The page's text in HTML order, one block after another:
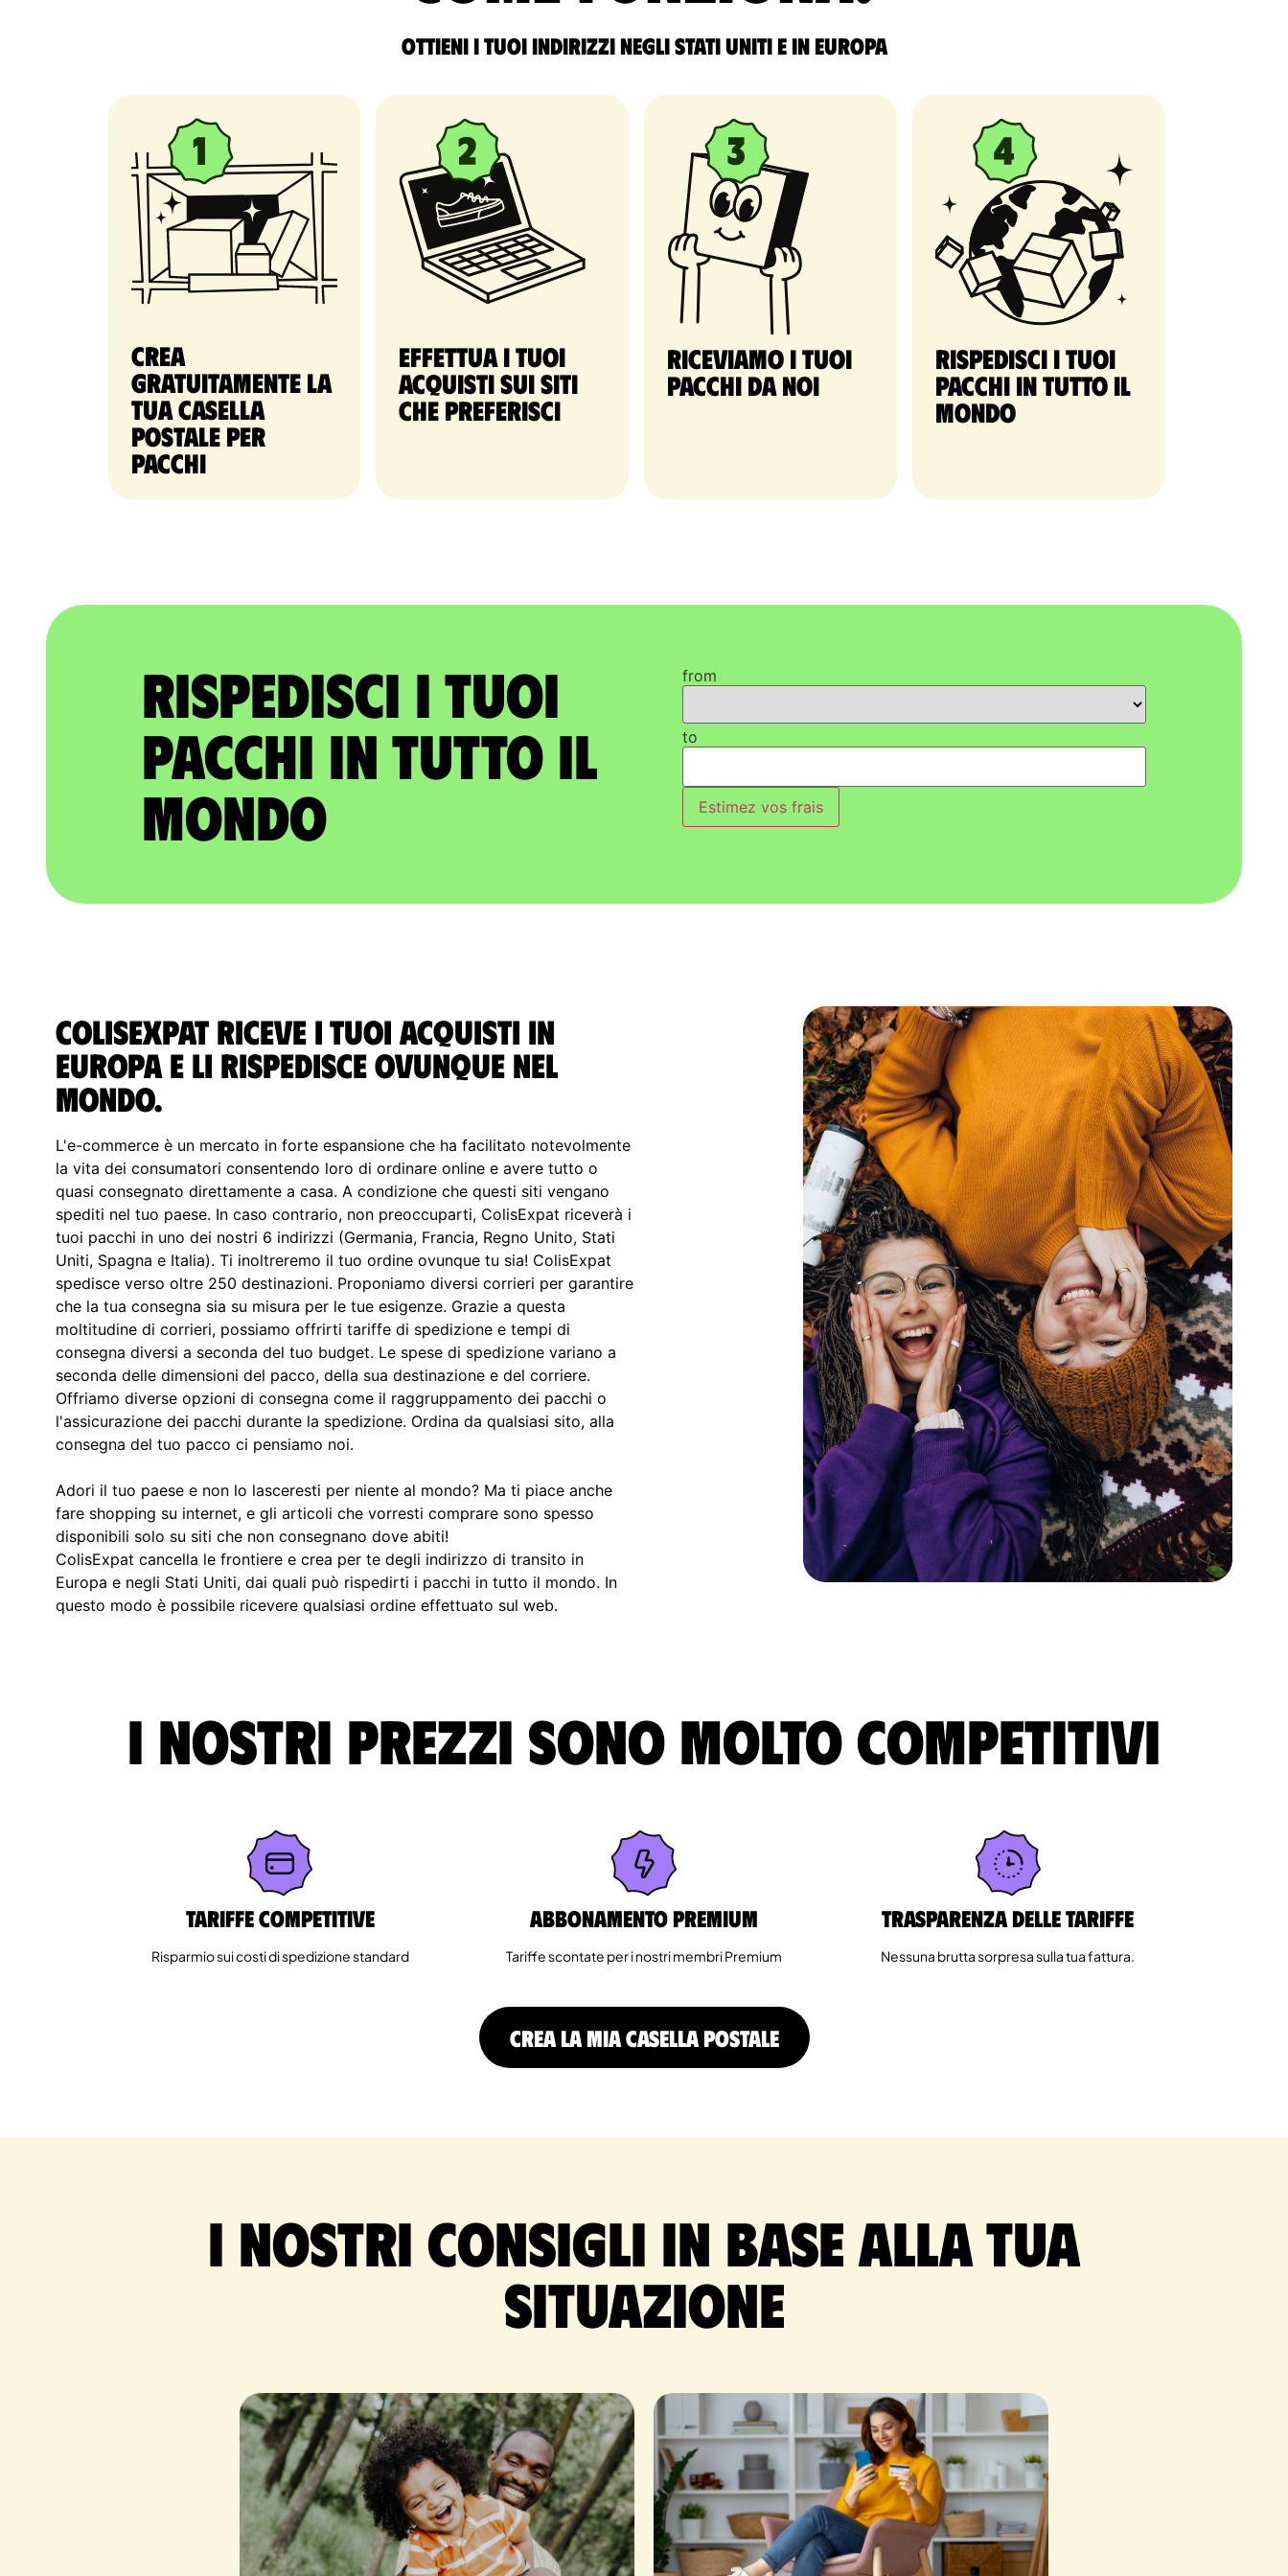
Ottieni i tuoi indirizzi negli Stati Uniti e in Europa
Crea
gratuitamente la
tua casella
postale per
pacchi
Effettua i tuoi
acquisti sui siti
che preferisci
Riceviamo i tuoi
pacchi da noi
Rispedisci i tuoi
pacchi in tutto il
mondo
Rispedisci i tuoi
pacchi in tutto il
mondo
from
to
Estimez vos frais
ColisExpat riceve i tuoi acquisti in
Europa e li rispedisce ovunque nel
Mondo.
L'e-commerce è un mercato in forte espansione che ha facilitato notevolmente
la vita dei consumatori consentendo loro di ordinare online e avere tutto o
quasi consegnato direttamente a casa. A condizione che questi siti vengano
spediti nel tuo paese. In caso contrario, non preoccuparti, ColisExpat riceverà i
tuoi pacchi in uno dei nostri 6 indirizzi (Germania, Francia, Regno Unito, Stati
Uniti, Spagna e Italia). Ti inoltreremo il tuo ordine ovunque tu sia! ColisExpat
spedisce verso oltre 250 destinazioni. Proponiamo diversi corrieri per garantire
che la tua consegna sia su misura per le tue esigenze. Grazie a questa
moltitudine di corrieri, possiamo offrirti tariffe di spedizione e tempi di
consegna diversi a seconda del tuo budget. Le spese di spedizione variano a
seconda delle dimensioni del pacco, della sua destinazione e del corriere.
Offriamo diverse opzioni di consegna come il raggruppamento dei pacchi o
l'assicurazione dei pacchi durante la spedizione. Ordina da qualsiasi sito, alla
consegna del tuo pacco ci pensiamo noi.
Adori il tuo paese e non lo lasceresti per niente al mondo? Ma ti piace anche
fare shopping su internet, e gli articoli che vorresti comprare sono spesso
disponibili solo su siti che non consegnano dove abiti!
ColisExpat cancella le frontiere e crea per te degli indirizzo di transito in
Europa e negli Stati Uniti, dai quali può rispedirti i pacchi in tutto il mondo. In
questo modo è possibile ricevere qualsiasi ordine effettuato sul web.
I nostri prezzi sono molto competitivi
Tariffe competitive
Risparmio sui costi di spedizione standard
Abbonamento Premium
Tariffe scontate per i nostri membri Premium
Trasparenza delle tariffe
Nessuna brutta sorpresa sulla tua fattura.
CREA LA MIA CASELLA POSTALE
I nostri consigli in base alla tua
situazione